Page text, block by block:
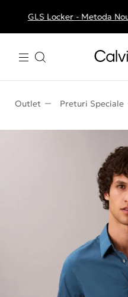
Livrare gratuita la
GLS Locker - Metoda
Outlet Preturi Speciale